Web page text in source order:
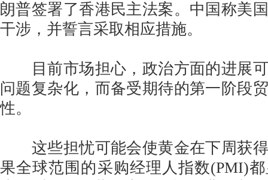
朗普签署了香港民主法案。中国称美
干涉，并誓言采取相应措施。
目前市场担心，政治方面的进展可
问题复杂化，而备受期待的第一阶段
性。
这些担忧可能会使黄金在下周获得
果全球范围的采购经理人指数(PMI)